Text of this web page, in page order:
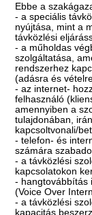
Ebbe a
- a speciális
nyújtása, mint a
távközlési
- a műholdas
szolgáltatása,
rendszerhez
(adásra és
- az internet-
felhasználó
amennyiben a
tulajdonában,
kapcsoltvonali/
- telefon- és
számára
- a távközlési
kapcsolatokon
- hangtovábbítás
(Voice Over
- a távközlési
kapacitás